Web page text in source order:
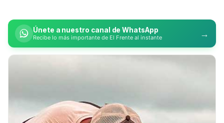
Únete a nuestro canal de WhatsApp
Recibe lo más importante de El Frente al instante →